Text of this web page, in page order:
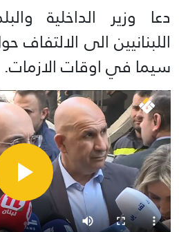
دعا وزير الداخلية
اللبنانيين الى الالتفاف
سيما في اوقات الازمات.